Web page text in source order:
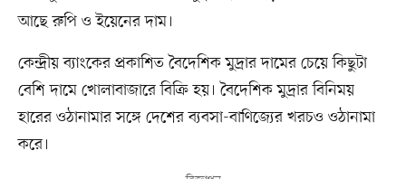
আছে রুপি ও ইয়েনের দাম।
কেন্দ্রীয় ব্যাংকের প্রকাশিত বৈদেশিক মুদ্রার দামের চেয়ে কিছুটা
বেশি দামে খোলাবাজারে বিক্রি হয়। বৈদেশিক মুদ্রার বিনিময়
হারের ওঠানামার সঙ্গে দেশের ব্যবসা-বাণিজ্যের খরচও ওঠানামা
করে।